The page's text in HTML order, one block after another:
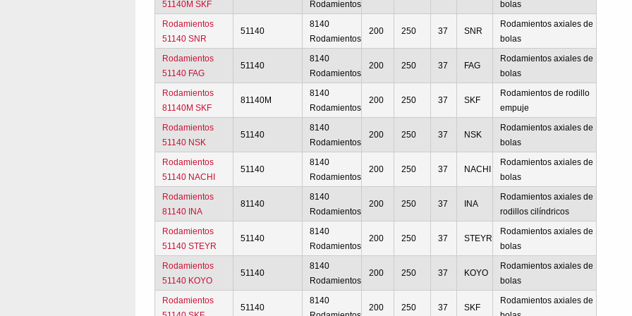
51140M SKF Rodamientos
bolas
Rodamientos
51140 SNR
51140
8140
Rodamientos
200 250 37 SNR
Rodamientos axiales de
bolas
Rodamientos
51140 FAG
51140
8140
Rodamientos
200 250 37 FAG
Rodamientos axiales de
bolas
Rodamientos
81140M SKF
81140M
8140
Rodamientos
200 250 37 SKF
Rodamientos de rodillo
empuje
Rodamientos
51140 NSK
51140
8140
Rodamientos
200 250 37 NSK
Rodamientos axiales de
bolas
Rodamientos
51140 NACHI
51140
8140
Rodamientos
200 250 37 NACHI
Rodamientos axiales de
bolas
Rodamientos
81140 INA
81140
8140
Rodamientos
200 250 37 INA
Rodamientos axiales de
rodillos cilíndricos
Rodamientos
51140 STEYR
51140
8140
Rodamientos
200 250 37 STEYR
Rodamientos axiales de
bolas
Rodamientos
51140 KOYO
51140
8140
Rodamientos
200 250 37 KOYO
Rodamientos axiales de
bolas
Rodamientos
51140
8140
200 250 37 SKF
Rodamientos axiales de